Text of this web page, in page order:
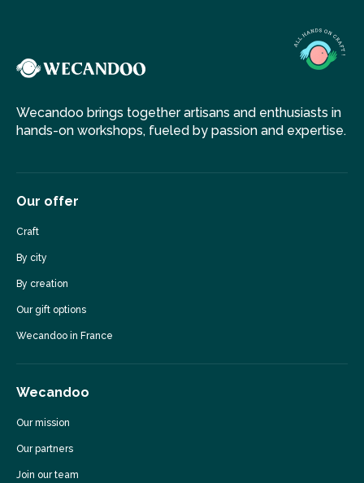
Wecandoo brings together artisans and enthusiasts in
hands-on workshops, fueled by passion and expertise.
Our offer
Craft
By city
By creation
Our gift options
Wecandoo in France
Wecandoo
Our mission
Our partners
Join our team